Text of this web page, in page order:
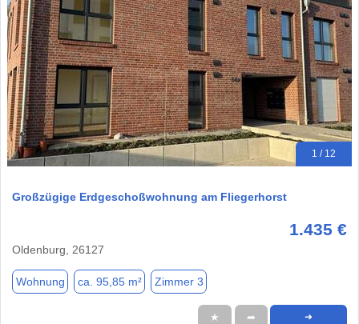
1 / 12
Großzügige Erdgeschoßwohnung am Fliegerhorst
1.435 €
Oldenburg, 26127
Wohnung ca. 95,85 m² Zimmer 3
★ ➦ ➜